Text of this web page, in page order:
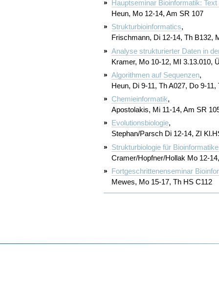
Hauptseminar Bioinformatik: Text
Heun, Mo 12-14, Am SR 107
Strukturbioinformatics,
Frischmann, Di 12-14, Th B132,
Analyse strukturierter Daten in
Kramer, Mo 10-12, MI 3.13.010,
Algorithmen auf Sequenzen,
Heun, Di 9-11, Th A027, Do 9-
Chemieinformatik,
Apostolakis, Mi 11-14, Am SR
Evolutionsbiologie,
Stephan/Parsch Di 12-14, ZI
Strukturbiologie für
Cramer/Hopfner/Hollak Mo 12-
Fortgeschrittenenseminar
Mewes, Mo 15-17, Th HS C112